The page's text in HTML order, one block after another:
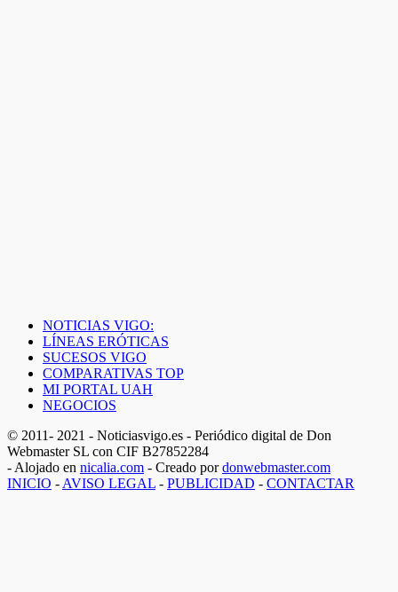
NOTICIAS VIGO:
LÍNEAS ERÓTICAS
SUCESOS VIGO
COMPARATIVAS TOP
MI PORTAL UAH
NEGOCIOS
© 2011- 2021 - Noticiasvigo.es - Periódico digital de Don
Webmaster SL con CIF B27852284
- Alojado en nicalia.com - Creado pordonwebmaster.com
INICIO - AVISO LEGAL - PUBLICIDAD - CONTACTAR